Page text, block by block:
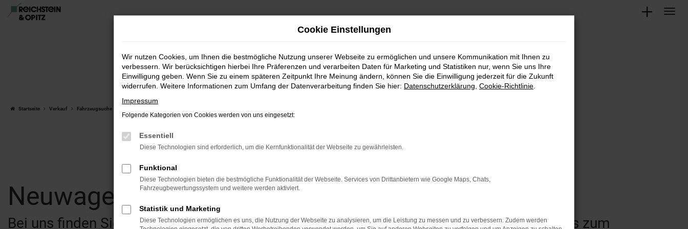
Zum
Startseite Verkauf Fahrzeugsuche
Neuwagen & Gebrauchtwagen
Bei uns finden Sie eine breite Auswahl an verschiedenen Fahrzeugen - vom Kleinwagen bis zum
Cookie Einstellungen
Wir nutzen Cookies, um Ihnen die bestmögliche Nutzung unserer Webseite zu ermöglichen und unsere Kommunikation mit Ihnen zu
verbessern. Wir berücksichtigen hierbei Ihre Präferenzen und verarbeiten Daten für Marketing und Statistiken nur, wenn Sie uns Ihre
Einwilligung geben. Wenn Sie zu einem späteren Zeitpunkt Ihre Meinung ändern, können Sie die Einwilligung jederzeit für die Zukunft
widerrufen. Weitere Informationen zum Umfang der Datenverarbeitung finden Sie hier: Datenschutzerklärung Cookie-Richtlinie
Impressum
Folgende Kategorien von Cookies werden von uns eingesetzt:
Essentiell
Diese Technologien sind erforderlich, um die Kernfunktionalität der Webseite zu gewährleisten.
Funktional
Diese Technologien bieten die bestmögliche Funktionalität der Webseite. Services von Drittanbietern wie Google Maps, Chats,
Fahrzeugbewertungssystem und weitere werden aktiviert.
Statistik und Marketing
Diese Technologien ermöglichen es uns, die Nutzung der Webseite zu analysieren, um die Leistung zu messen und zu verbessern. Zudem werden